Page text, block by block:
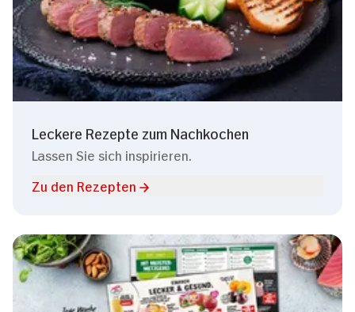
Leckere Rezepte zum Nachkochen
Lassen Sie sich inspirieren.
Zu den Rezepten